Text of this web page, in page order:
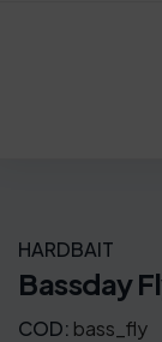
HARDBAIT
Bassday
COD: bass_fly